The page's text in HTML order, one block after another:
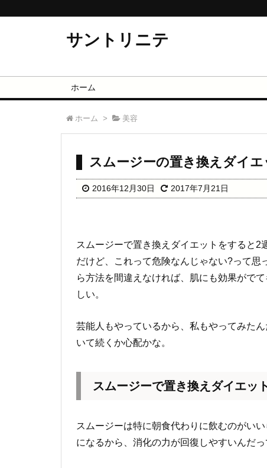
サントリニテ
ホーム
ホーム > 美容
スムージーの置き換えダイ
2016年12月30日 2017年7月21日
スムージーで置き換えダイエットをすると
だけど、これって危険なんじゃない?って
ら方法を間違えなければ、肌にも効果がで
しい。
芸能人もやっているから、私もやってみた
いて続くか心配かな。
スムージーで置き換えダイエッ
スムージーは特に朝食代わりに飲むのがい
になるから、消化の力が回復しやすいんだっ